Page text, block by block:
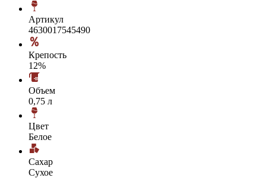
Артикул
4630017545490
Крепость
12%
Объем
0,75 л
Цвет
Белое
Сахар
Сухое